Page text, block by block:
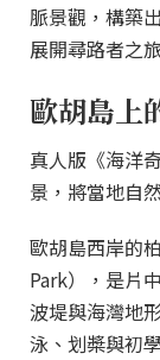
脈景觀，構築
展開尋路者之
歐胡島上
真人版《海洋
景，將當地自
歐胡島西岸的
Park），是片
波堤與海灣地
泳、划槳與初